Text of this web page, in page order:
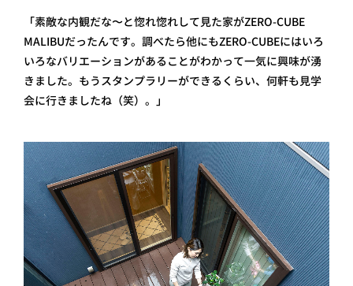
「素敵な内観だな〜と惚れ惚れして見た家がZERO-CUBE
MALIBUだったんです。調べたら他にもZERO-CUBEにはいろ
いろなバリエーションがあることがわかって一気に興味が湧
きました。もうスタンプラリーができるくらい、何軒も見学
会に行きましたね（笑）。」